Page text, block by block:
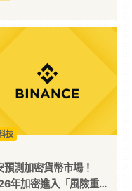
技
預測加密貨幣市場！
年加密進入「風險重